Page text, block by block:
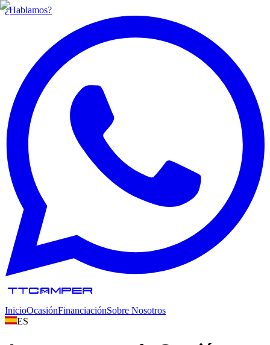
¿Hablamos?
InicioOcasiónFinanciaciónSobre Nosotros
ES